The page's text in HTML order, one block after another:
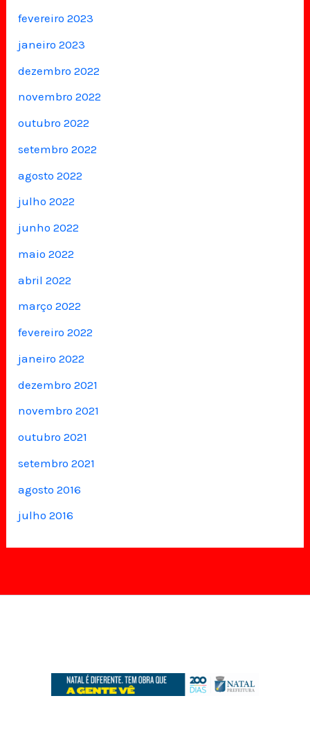
fevereiro 2023
janeiro 2023
dezembro 2022
novembro 2022
outubro 2022
setembro 2022
agosto 2022
julho 2022
junho 2022
maio 2022
abril 2022
março 2022
fevereiro 2022
janeiro 2022
dezembro 2021
novembro 2021
outubro 2021
setembro 2021
agosto 2016
julho 2016